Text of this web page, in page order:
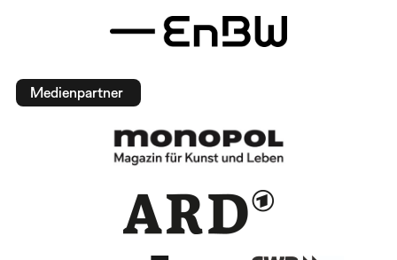
Medienpartner